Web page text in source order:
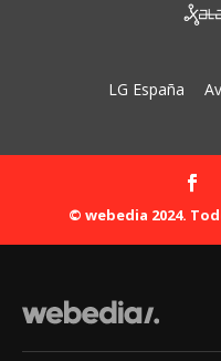
LG España
© webedia 2024.